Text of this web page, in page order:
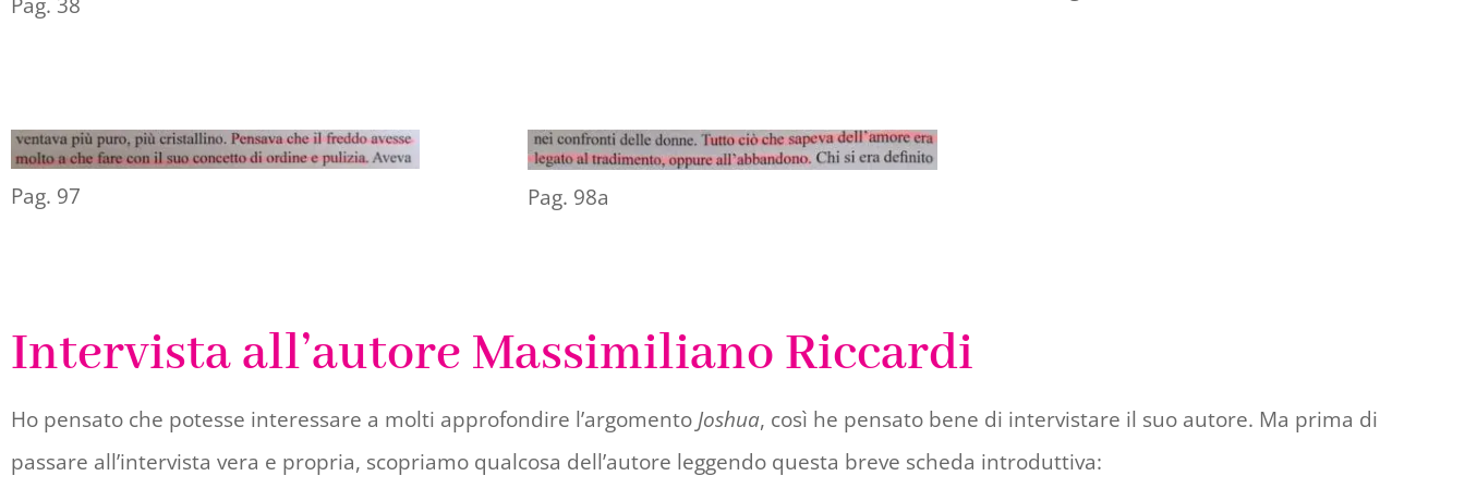
Pag. 97 Pag. 98a
Intervista all’autore Massimiliano Riccardi
Ho pensato che potesse interessare a molti approfondire l’argomento Joshua, così he pensato bene di intervistare il suo autore. Ma prima di
passare all’intervista vera e propria, scopriamo qualcosa dell’autore leggendo questa breve scheda introduttiva: